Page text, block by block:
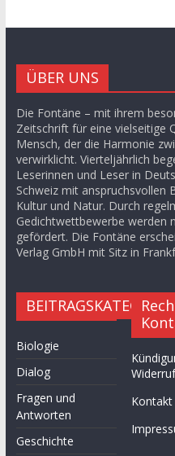
ÜBER UNS
Die Fontäne – mit ihrem
Zeitschrift für eine vielseitige
Mensch, der die Harmonie
verwirklicht. Vierteljährlich
Leserinnen und Leser in
Schweiz mit anspruchsvollen
Kultur und Natur. Durch
Gedichtwettbewerbe werden
gefördert. Die Fontäne
Verlag GmbH mit Sitz in
Biologie
Dialog
Fragen und
Antworten
Geschichte
Kontakt